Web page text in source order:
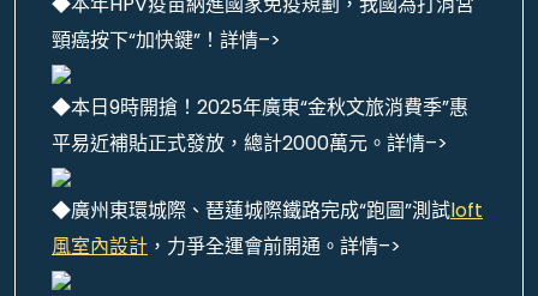
頸癌按下“加快鍵”！詳情–>
◆本日9時開搶！2025年廣東“金秋文旅消費季”惠
平易近補貼正式發放，總計2000萬元。詳情–>
◆廣州東環城際、琶蓮城際鐵路完成“跑圖”測試loft
風室內設計 ，力爭全運會前開通。詳情–>